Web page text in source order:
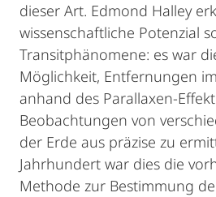
dieser Art. Edmond Halley
wissenschaftliche Potenzial
Transitphänomene: es war
Möglichkeit, Entfernungen
anhand des Parallaxen-
Beobachtungen von
der Erde aus präzise zu
Jahrhundert war dies die
Methode zur Bestimmung